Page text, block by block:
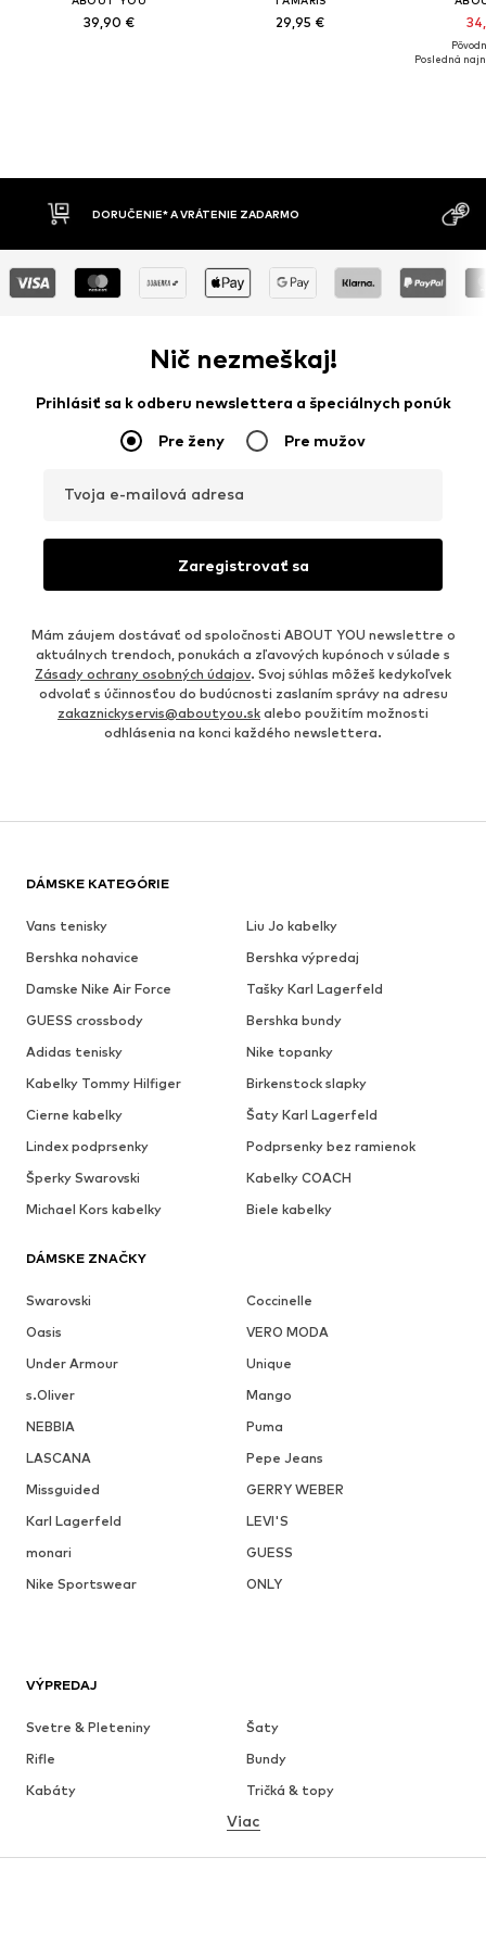
39,90 € 29,95 €
Posledná
DORUČENIE* A VRÁTENIE ZADARMO
Nič nezmeškaj!
Prihlásiť sa k odberu newslettera a špeciálnych ponúk
Pre ženy Pre mužov
Tvoja e-mailová adresa
Zaregistrovať sa
Mám záujem dostávať od spoločnosti ABOUT YOU newslettre o
aktuálnych trendoch, ponukách a zľavových kupónoch v súlade s
Zásady ochrany osobných údajov. Svoj súhlas môžeš kedykoľvek
odvolať s účinnosťou do budúcnosti zaslaním správy na adresu
zakaznickyservis@aboutyou.sk alebo použitím možnosti
odhlásenia na konci každého newslettera.
DÁMSKE KATEGÓRIE
Vans tenisky
Liu Jo kabelky
Bershka nohavice
Bershka výpredaj
Damske Nike Air Force
Tašky Karl Lagerfeld
GUESS crossbody
Bershka bundy
Adidas tenisky
Nike topanky
Kabelky Tommy Hilfiger
Birkenstock slapky
Cierne kabelky
Šaty Karl Lagerfeld
Lindex podprsenky
Podprsenky bez ramienok
Šperky Swarovski
Kabelky COACH
Michael Kors kabelky
Biele kabelky
DÁMSKE ZNAČKY
Swarovski
Coccinelle
Oasis
VERO MODA
Under Armour
Unique
s.Oliver
Mango
NEBBIA
Puma
LASCANA
Pepe Jeans
Missguided
GERRY WEBER
Karl Lagerfeld
LEVI'S
monari
GUESS
Nike Sportswear
ONLY
VÝPREDAJ
Svetre & Pleteniny
Šaty
Rifle
Bundy
Kabáty
Tričká & topy
Bielizeň
Sukne
Blúzky & tuniky
Viac